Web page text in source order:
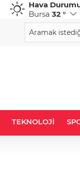
Hava
Bursa 32 °
CHF
59,0083%0,82
TEKNOLOJİ